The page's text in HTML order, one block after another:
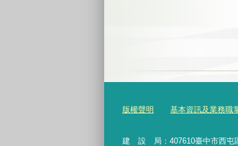
版權聲明 基本資訊及業務職
建 設 局： 407610臺中市西屯